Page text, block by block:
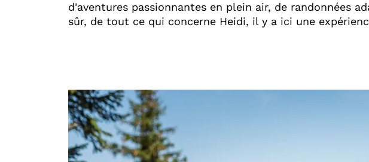
d'aventures passionnantes en plein air, de randonnées
sûr, de tout ce qui concerne Heidi, il y a ici une